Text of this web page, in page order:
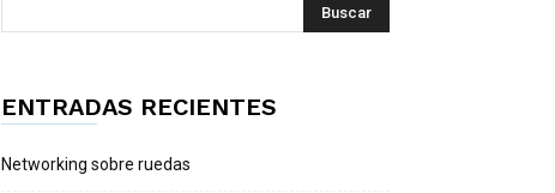
ENTRADAS RECIENTES
Networking sobre ruedas